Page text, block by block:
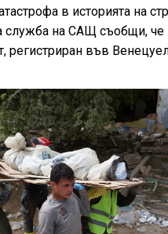
в историята на
служба на САЩ съобщи, че
регистриран във